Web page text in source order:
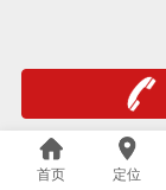
首页 定位